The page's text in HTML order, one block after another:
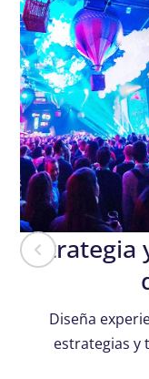
Estrategia
Diseña
estrategias y